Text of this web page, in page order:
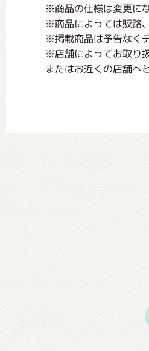
※商品の仕様は変更に
※商品によっては販路
※掲載商品は予告なく
※店舗によってお取り
またはお近くの店舗へ